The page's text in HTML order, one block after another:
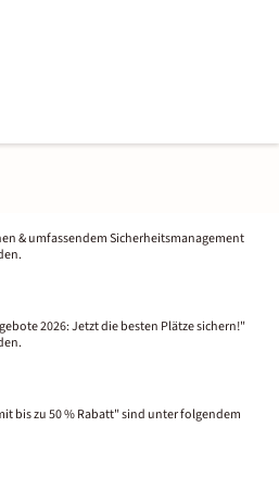
& umfassendem Sicherheitsmanagement
2026: Jetzt die besten Plätze sichern!"
bis zu 50 % Rabatt" sind unter folgendem